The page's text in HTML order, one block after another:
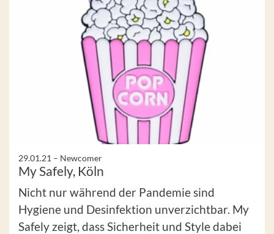
29.01.21 – Newcomer
My Safely, Köln
Nicht nur während der Pandemie sind
Hygiene und Desinfektion unverzichtbar. My
Safely zeigt, dass Sicherheit und Style dabei